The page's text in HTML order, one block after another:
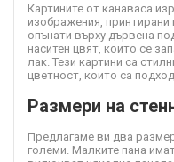
Картините от канаваса
изображения,
опънати върху дървена
наситен цвят, който се
лак. Тези картини са
цветност, които са
Размери на
Предлагаме ви два
големи. Малките пана